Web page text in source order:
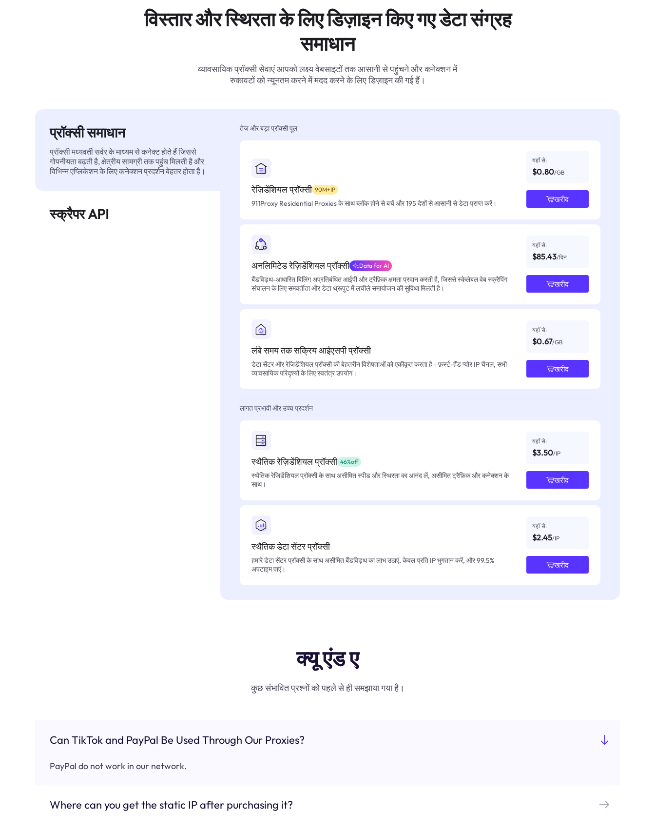
विस्तार और स्थिरता के लिए डिज़ाइन किए गए डेटा संग्रह
समाधान
व्यावसायिक प्रॉक्सी सेवाएं आपको लक्ष्य वेबसाइटों तक आसानी से पहुंचने और कनेक्शन में
रुकावटों को न्यूनतम करने में मदद करने के लिए डिज़ाइन की गई हैं।
प्रॉक्सी समाधान
प्रॉक्सी मध्यवर्ती सर्वर के माध्यम से कनेक्ट होते हैं जिससे
गोपनीयता बढ़ती है, क्षेत्रीय सामग्री तक पहुंच मिलती है और
विभिन्न एप्लिकेशन के लिए कनेक्शन प्रदर्शन बेहतर होता है।
स्क्रैपर API
तेज़ और बड़ा प्रॉक्सी पूल
रेज़िडेंशियल प्रॉक्सी 90M+IP
911Proxy Residential Proxies के साथ ब्लॉक होने से बचें और 195 देशों से आसानी से डेटा प्राप्त करें।
यहाँ से:
$0.80/GB
खरीद
अनलिमिटेड रेज़िडेंशियल प्रॉक्सी Data for AI
बैंडविड्थ-आधारित बिलिंग अप्रतिबंधित आईपी और ट्रैफ़िक क्षमता प्रदान करती है, जिससे स्केलेबल वेब स्क्रैपिंग
संचालन के लिए समवर्तीता और डेटा थ्रूपुट में लचीले समायोजन की सुविधा मिलती है।
यहाँ से:
$85.43/दिन
खरीद
लंबे समय तक सक्रिय आईएसपी प्रॉक्सी
डेटा सेंटर और रेजिडेंशियल प्रॉक्सी की बेहतरीन विशेषताओं को एकीकृत करता है। फ़र्स्ट-हैंड प्योर IP चैनल, सभी
व्यावसायिक परिदृश्यों के लिए स्वतंत्र उपयोग।
यहाँ से:
$0.67/GB
खरीद
लागत प्रभावी और उच्च प्रदर्शन
स्थैतिक रेज़िडेंशियल प्रॉक्सी 46%off
स्थैतिक रेजिडेंशियल प्रॉक्सी के साथ असीमित स्पीड और स्थिरता का आनंद लें, असीमित ट्रैफ़िक और कनेक्शन के
साथ।
यहाँ से:
$3.50/IP
खरीद
स्थैतिक डेटा सेंटर प्रॉक्सी
हमारे डेटा सेंटर प्रॉक्सी के साथ असीमित बैंडविड्थ का लाभ उठाएं, केवल प्रति IP भुगतान करें, और 99.5%
अपटाइम पाएं।
यहाँ से:
$2.45/IP
खरीद
क्यू एंड ए
कुछ संभावित प्रश्नों को पहले से ही समझाया गया है।
Can TikTok and PayPal Be Used Through Our Proxies?
PayPal do not work in our network.
Where can you get the static IP after purchasing it?